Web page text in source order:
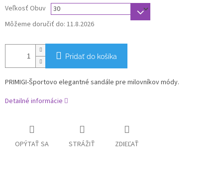
Veľkosť Obuv
Môžeme doručiť do: 11.8.2026
Pridať do košíka
PRIMIGI-Športovo elegantné sandále pre milovníkov módy.
Detailné informácie
OPÝTAŤ SA STRÁŽIŤ ZDIEĽAŤ